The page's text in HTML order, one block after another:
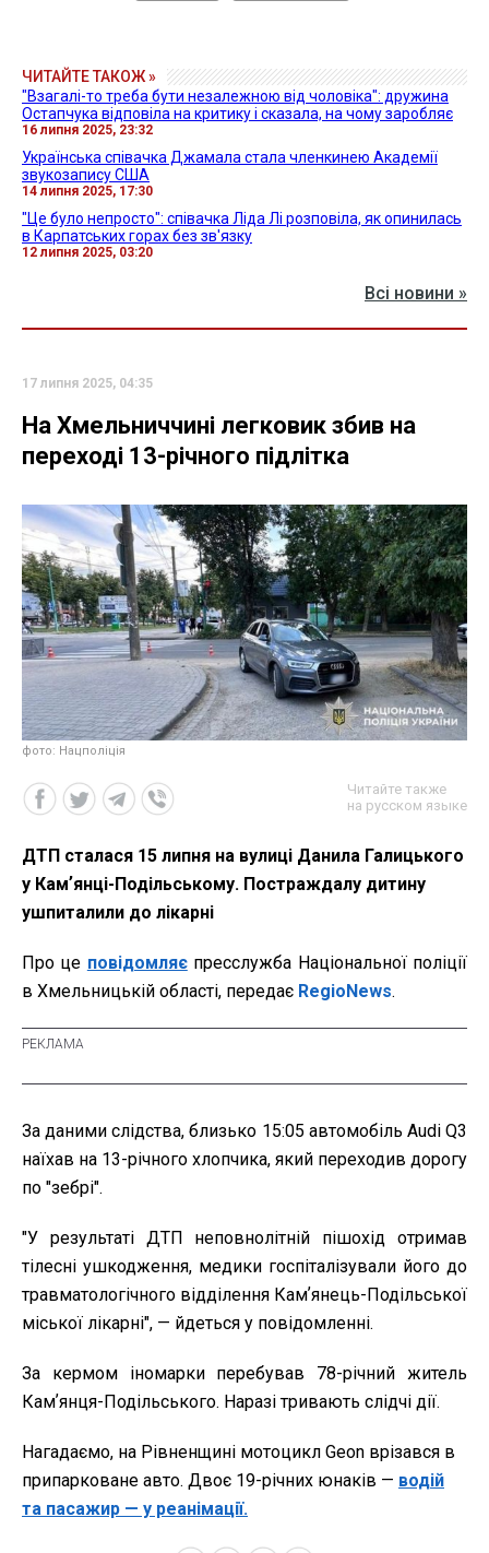
ЧИТАЙТЕ ТАКОЖ »
"Взагалі-то треба бути незалежною від чоловіка": дружина
Остапчука відповіла на критику і сказала, на чому заробляє
16 липня 2025, 23:32
Українська співачка Джамала стала членкинею Академії
звукозапису США
14 липня 2025, 17:30
"Це було непросто": співачка Ліда Лі розповіла, як опинилась
в Карпатських горах без зв'язку
12 липня 2025, 03:20
Всі новини »
17 липня 2025, 04:35
На Хмельниччині легковик збив на
переході 13-річного підлітка
фото: Нацполіція
Читайте также
на русском языке
ДТП сталася 15 липня на вулиці Данила Галицького
у Камʼянці-Подільському. Постраждалу дитину
ушпиталили до лікарні
Про це повідомляєпресслужба Національної поліції
в Хмельницькій області, передає RegioNews.
За даними слідства, близько 15:05 автомобіль Audi Q3
наїхав на 13-річного хлопчика, який переходив дорогу
по "зебрі".
"У результаті ДТП неповнолітній пішохід отримав
тілесні ушкодження, медики госпіталізували його до
травматологічного відділення Камʼянець-Подільської
міської лікарні", — йдеться у повідомленні.
За кермом іномарки перебував 78-річний житель
Камʼянця-Подільського. Наразі тривають слідчі дії.
Нагадаємо, на Рівненщині мотоцикл Geon врізався в
припарковане авто. Двоє 19-річних юнаків — водій
та пасажир — у реанімації.